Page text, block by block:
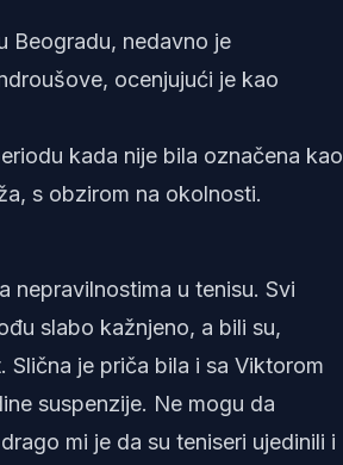
Beogradu, nedavno je
ocenjujući je kao
kada nije bila označena kao
s obzirom na okolnosti.
nepravilnostima u tenisu. Svi
slabo kažnjeno, a bili su,
je priča bila i sa Viktorom
suspenzije. Ne mogu da
mi je da su teniseri ujedinili i